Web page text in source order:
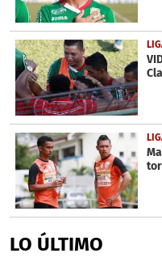
LO ÚLTIMO